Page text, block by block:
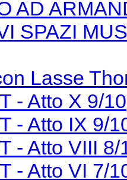
AD
SPAZI
Lasse
- Atto X 9/10
- Atto IX 9/
- Atto VIII 8/
- Atto VI 7/